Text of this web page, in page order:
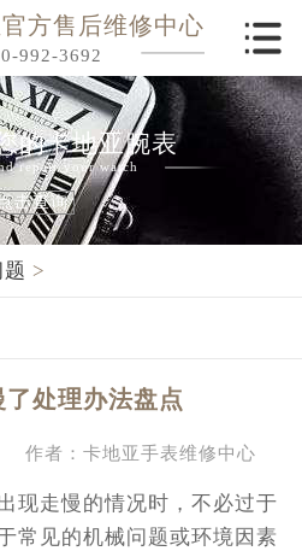
方售后维修中心
992-3692
的卡地亚腕表
repair your watch
击查询
>
处理办法盘点
作者：卡地亚手表维修中心
走慢的情况时，不必过于
常见的机械问题或环境因素